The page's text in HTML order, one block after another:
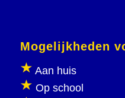
Mogelijkheden
Aan huis
Op school